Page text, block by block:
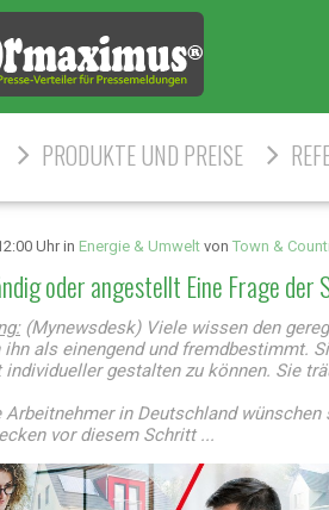
PRODUKTE UND PREISE
Uhr in Energie & Umwelt von Town &
oder angestellt Eine Frage der
(Mynewsdesk) Viele wissen den
ihn als einengend und fremdbestimmt.
gestalten zu können. Sie
Arbeitnehmer in Deutschland
vor diesem Schritt ...